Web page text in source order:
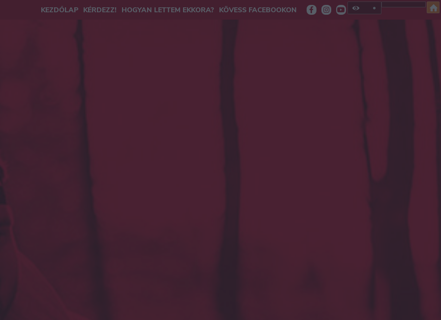
KEZDŐLAP KÉRDEZZ! HOGYAN LETTEM EKKORA? KÖVESS FACEBOOKON